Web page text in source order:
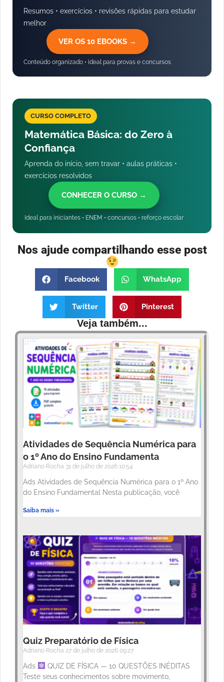
Resumos • exercícios • revisões rápidas para estudar
melhor
VER OS 10 EBOOKS →
Conteúdo organizado • ideal para provas e concursos
CURSO COMPLETO
Matemática Básica: do Zero à
Confiança
Aprenda do início, sem travar • aulas práticas •
exercícios resolvidos
CONHECER O CURSO →
Ideal para iniciantes • ENEM • concursos • reforço escolar
Nos ajude compartilhando esse post
Facebook WhatsApp
Twitter Pinterest
Veja também...
Atividades de Sequência Numérica para
o 1º Ano do Ensino Fundamenta
Adriano Rocha 31 de julho de 2026 10:54
Ads Atividades de Sequência Numérica para o 1º Ano
do Ensino Fundamental Nesta publicação, você
Saiba mais »
Quiz Preparatório de Física
Adriano Rocha 27 de julho de 2026 09:27
Ads
QUIZ DE FÍSICA — 10 QUESTÕES INÉDITAS
Teste seus conhecimentos sobre movimento,